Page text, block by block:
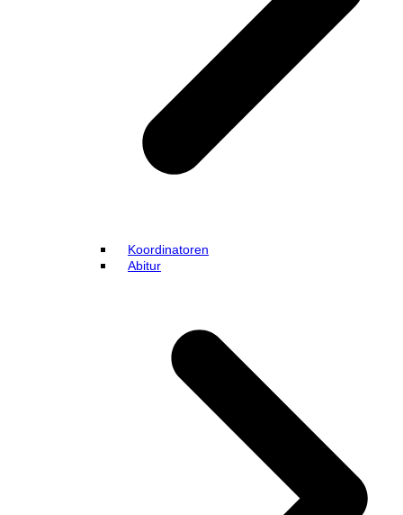
Koordinatoren
Abitur